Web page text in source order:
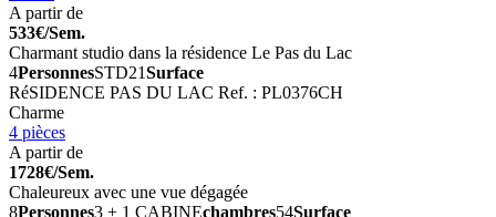
A partir de
533€/Sem.
Charmant studio dans la résidence Le Pas du Lac
4PersonnesSTD21Surface
RéSIDENCE PAS DU LAC Ref. : PL0376CH
Charme
4 pièces
A partir de
1728€/Sem.
Chaleureux avec une vue dégagée
8Personnes3 + 1 CABINEchambres54Surface